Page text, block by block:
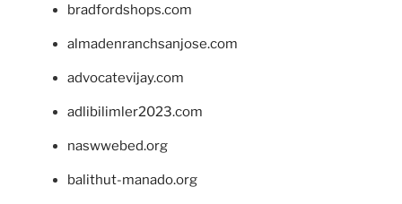
bradfordshops.com
almadenranchsanjose.com
advocatevijay.com
adlibilimler2023.com
naswwebed.org
balithut-manado.org